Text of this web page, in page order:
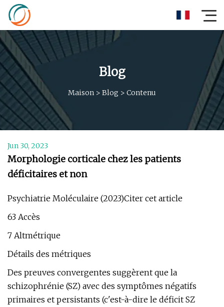
Blog
Maison > Blog > Contenu
Jun 30, 2023
Morphologie corticale chez les patients
déficitaires et non
Psychiatrie Moléculaire (2023)Citer cet article
63 Accès
7 Altmétrique
Détails des métriques
Des preuves convergentes suggèrent que la
schizophrénie (SZ) avec des symptômes négatifs
primaires et persistants (c'est-à-dire le déficit SZ